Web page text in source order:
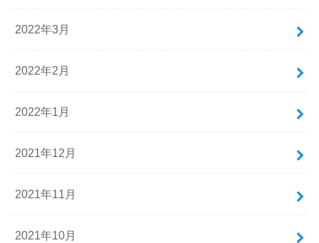
2022年3月
2022年2月
2022年1月
2021年12月
2021年11月
2021年10月